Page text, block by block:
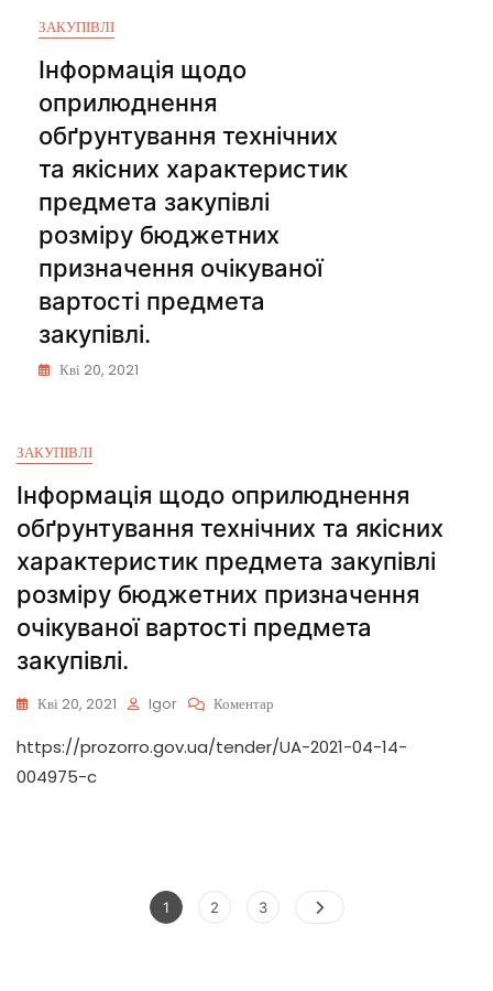
ЗАКУПІВЛІ
Інформація щодо
оприлюднення
обґрунтування технічних
та якісних характеристик
предмета закупівлі
розміру бюджетних
призначення очікуваної
вартості предмета
закупівлі.
Кві 20, 2021
ЗАКУПІВЛІ
Інформація щодо оприлюднення
обґрунтування технічних та якісних
характеристик предмета закупівлі
розміру бюджетних призначення
очікуваної вартості предмета
закупівлі.
Кві 20, 2021 Igor Коментар
https://prozorro.gov.ua/tender/UA-2021-04-14-
004975-c
1 2 3